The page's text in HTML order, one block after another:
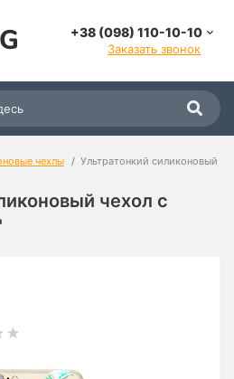
+38 (098) 110-10-10
Заказать звонок
чехлы Ультратонкий силиконовый
чехол с